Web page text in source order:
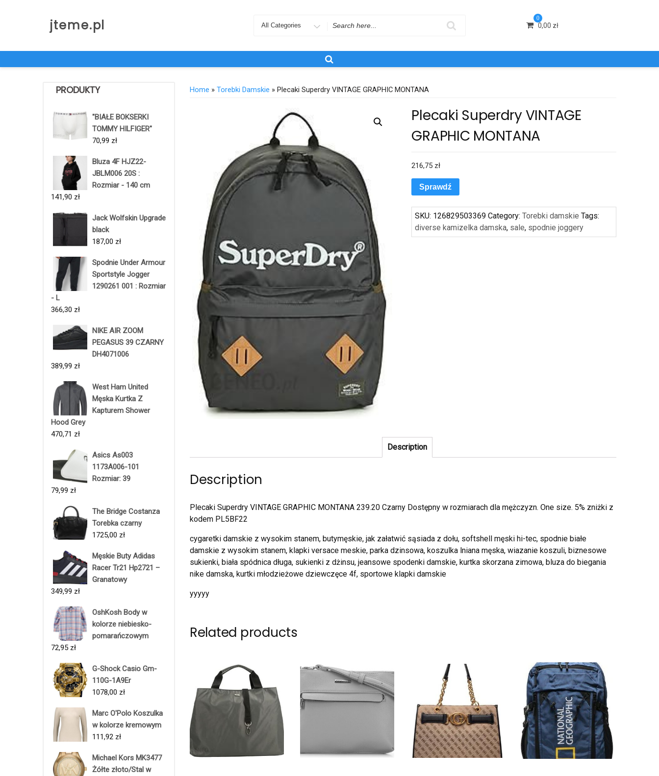
jteme.pl
Search
0
0,00 zł
PRODUKTY
"BIAŁE BOKSERKI
TOMMY HILFIGER"
70,99 zł
Bluza 4F HJZ22-
JBLM006 20S :
Rozmiar - 140 cm
141,90 zł
Jack Wolfskin Upgrade
black
187,00 zł
Spodnie Under Armour
Sportstyle Jogger
1290261 001 : Rozmiar
- L
366,30 zł
NIKE AIR ZOOM
PEGASUS 39 CZARNY
DH4071006
389,99 zł
West Ham United
Męska Kurtka Z
Kapturem Shower
Hood Grey
470,71 zł
Asics As003
1173A006-101
Rozmiar: 39
79,99 zł
The Bridge Costanza
Torebka czarny
1725,00 zł
Męskie Buty Adidas
Racer Tr21 Hp2721 –
Granatowy
349,99 zł
OshKosh Body w
kolorze niebiesko-
pomarańczowym
72,95 zł
G-Shock Casio Gm-
110G-1A9Er
1078,00 zł
Marc O'Polo Koszulka
w kolorze kremowym
111,92 zł
Michael Kors MK3477
Żółte złoto/Stal w
Home » Torebki Damskie » Plecaki Superdry VINTAGE GRAPHIC MONTANA
Plecaki Superdry VINTAGE
GRAPHIC MONTANA
216,75 zł
Sprawdź
SKU: 126829503369 Category:Torebki damskie Tags:
diverse kamizelka damska, sale, spodnie joggery
Description
Description
Plecaki Superdry VINTAGE GRAPHIC MONTANA 239.20 Czarny Dostępny w rozmiarach dla mężczyzn. One size. 5% zniżki z
kodem PL5BF22
cygaretki damskie z wysokim stanem, butymęskie, jak załatwić sąsiada z dołu, softshell męski hi-tec, spodnie białe
damskie z wysokim stanem, klapki versace meskie, parka dzinsowa, koszulka lniana męska, wiazanie koszuli, biznesowe
sukienki, biała spódnica długa, sukienki z dżinsu, jeansowe spodenki damskie, kurtka skorzana zimowa, bluza do biegania
nike damska, kurtki młodzieżowe dziewczęce 4f, sportowe klapki damskie
yyyyy
Related products